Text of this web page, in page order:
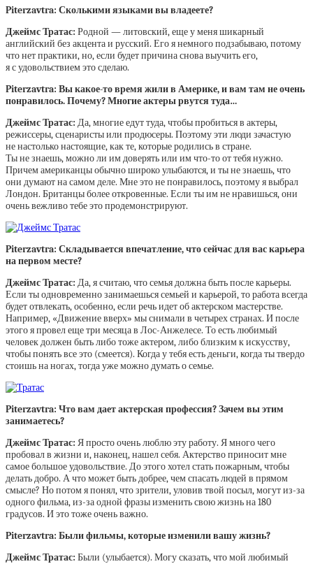
Piterzavtra: Сколькими языками вы владеете?
Джеймс Тратас: Родной — литовский, еще у меня шикарный
английский без акцента и русский. Его я немного подзабываю, потому
что нет практики, но, если будет причина снова выучить его,
я с удовольствием это сделаю.
Piterzavtra: Вы какое-то время жили в Америке, и вам там не очень
понравилось. Почему? Многие актеры рвутся туда…
Джеймс Тратас: Да, многие едут туда, чтобы пробиться в актеры,
режиссеры, сценаристы или продюсеры. Поэтому эти люди зачастую
не настолько настоящие, как те, которые родились в стране.
Ты не знаешь, можно ли им доверять или им что-то от тебя нужно.
Причем американцы обычно широко улыбаются, и ты не знаешь, что
они думают на самом деле. Мне это не понравилось, поэтому я выбрал
Лондон. Британцы более откровенные. Если ты им не нравишься, они
очень вежливо тебе это продемонстрируют.
Piterzavtra: Складывается впечатление, что сейчас для вас карьера
на первом месте?
Джеймс Тратас: Да, я считаю, что семья должна быть после карьеры.
Если ты одновременно занимаешься семьей и карьерой, то работа всегда
будет отвлекать, особенно, если речь идет об актерском мастерстве.
Например, «Движение вверх» мы снимали в четырех странах. И после
этого я провел еще три месяца в Лос-Анжелесе. То есть любимый
человек должен быть либо тоже актером, либо близким к искусству,
чтобы понять все это (смеется). Когда у тебя есть деньги, когда ты твердо
стоишь на ногах, тогда уже можно думать о семье.
Piterzavtra: Что вам дает актерская профессия? Зачем вы этим
занимаетесь?
Джеймс Тратас: Я просто очень люблю эту работу. Я много чего
пробовал в жизни и, наконец, нашел себя. Актерство приносит мне
самое большое удовольствие. До этого хотел стать пожарным, чтобы
делать добро. А что может быть добрее, чем спасать людей в прямом
смысле? Но потом я понял, что зрители, уловив твой посыл, могут из-за
одного фильма, из-за одной фразы изменить свою жизнь на 180
градусов. И это тоже очень важно.
Piterzavtra: Были фильмы, которые изменили вашу жизнь?
Джеймс Тратас: Были (улыбается). Могу сказать, что мой любимый